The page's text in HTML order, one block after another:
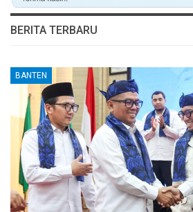
BERITA TERBARU
BANTEN